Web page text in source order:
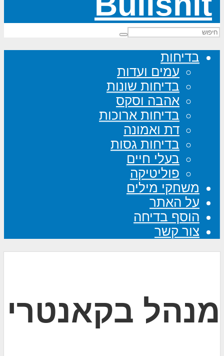
בדיחות
עמים ועדות
בדיחות שונות
אהבה וסקס
בדיחות ארוכות
דת ואמונה
בדיחות גסות
בעלי חיים
פוליטיקה
משחקי מילים
על האתר
הוסף בדיחה
צור קשר
מנהל בקאנטרי